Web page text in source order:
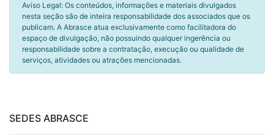
Aviso Legal: Os conteúdos, informações e materiais divulgados
nesta seção são de inteira responsabilidade dos associados que os
publicam. A Abrasce atua exclusivamente como facilitadora do
espaço de divulgação, não possuindo qualquer ingerência ou
responsabilidade sobre a contratação, execução ou qualidade de
serviços, atividades ou atrações mencionadas.
SEDES ABRASCE